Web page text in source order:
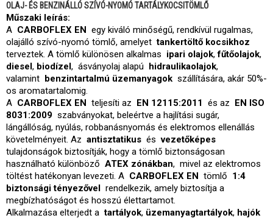
OLAJ- ÉS BENZINÁLLÓ SZÍVÓ-NYOMÓ TARTÁLYKOCSITÖMLŐ
Műszaki leírás:
A CARBOFLEX EN
egy kiváló minőségű, rendkívül rugalmas,
olajálló szívó-nyomó tömlő, amelyettankertöltő kocsikhoz
terveztek. A tömlő különösen alkalmas ipari olajok,fűtőolajok,
diesel , biodízel , ásványolaj alapú hidraulikaolajok,
valamint
benzintartalmú üzemanyagok szállítására, akár 50%-
os aromatartalomig.
A CARBOFLEX EN teljesíti az EN 12115:2011 és az
EN ISO
8031:2009 szabványokat, beleértve a hajlítási sugár,
lángállóság, nyúlás, robbanásnyomás és elektromos ellenállás
követelményeit. Az antisztatikus ésvezetőképes
tulajdonságok biztosítják, hogy a tömlő biztonságosan
használható különböző ATEX zónákban, mivel az elektromos
töltést hatékonyan levezeti. A CARBOFLEX EN tömlő 1:4
biztonsági tényezővel
rendelkezik, amely biztosítja a
megbízhatóságot és hosszú élettartamot.
Alkalmazása elterjedt atartályok, üzemanyagtartályok, hajók